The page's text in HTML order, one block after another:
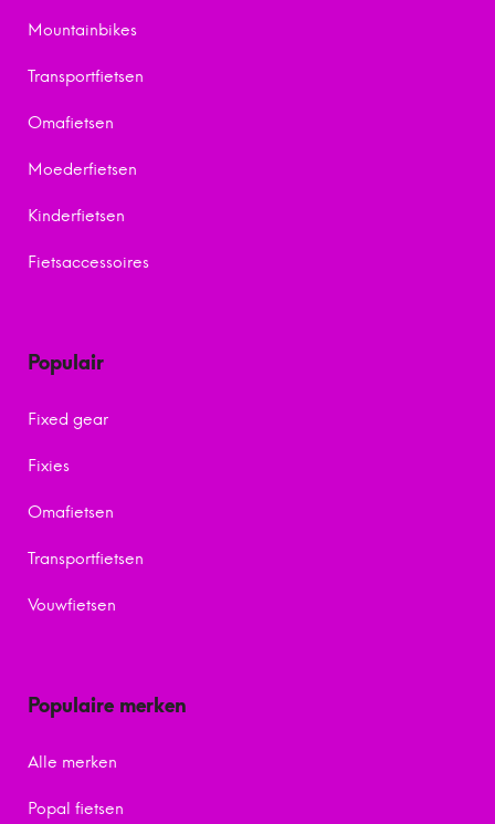
Mountainbikes
Transportfietsen
Omafietsen
Moederfietsen
Kinderfietsen
Fietsaccessoires
Populair
Fixed gear
Fixies
Omafietsen
Transportfietsen
Vouwfietsen
Populaire merken
Alle merken
Popal fietsen